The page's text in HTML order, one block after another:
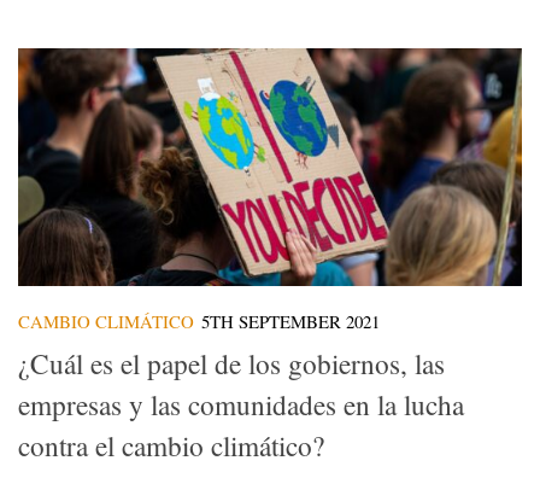
CAMBIO CLIMÁTICO 5TH SEPTEMBER 2021
¿Cuál es el papel de los gobiernos, las
empresas y las comunidades en la lucha
contra el cambio climático?